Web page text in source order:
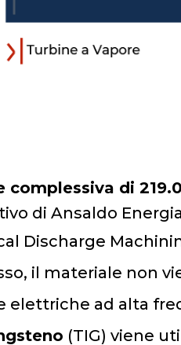
complessiva di
di Ansaldo
Discharge
il materiale non
elettriche ad alta
(TIG) viene